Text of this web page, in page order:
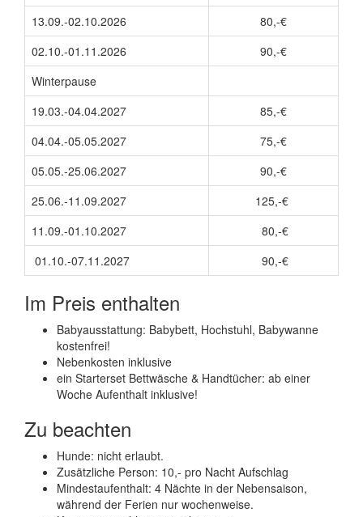
13.09.-02.10.2026
80,-€
02.10.-01.11.2026
90,-€
Winterpause
19.03.-04.04.2027
85,-€
04.04.-05.05.2027
75,-€
05.05.-25.06.2027
90,-€
25.06.-11.09.2027
125,-€
11.09.-01.10.2027
80,-€
01.10.-07.11.2027
90,-€
Im Preis enthalten
Babyausstattung: Babybett, Hochstuhl, Babywanne
kostenfrei!
Nebenkosten inklusive
ein Starterset Bettwäsche & Handtücher: ab einer
Woche Aufenthalt inklusive!
Zu beachten
Hunde: nicht erlaubt.
Zusätzliche Person: 10,- pro Nacht Aufschlag
Mindestaufenthalt: 4 Nächte in der Nebensaison,
während der Ferien nur wochenweise.